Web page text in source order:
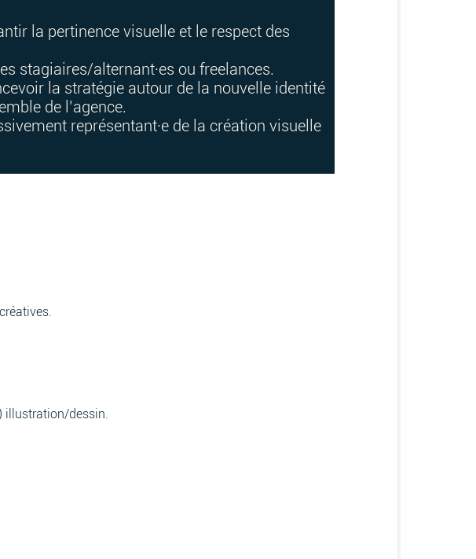
la pertinence visuelle et le respect des
stagiaires/alternant·es ou freelances.
la stratégie autour de la nouvelle identité
de l’agence.
représentant·e de la création visuelle
illustration/dessin.